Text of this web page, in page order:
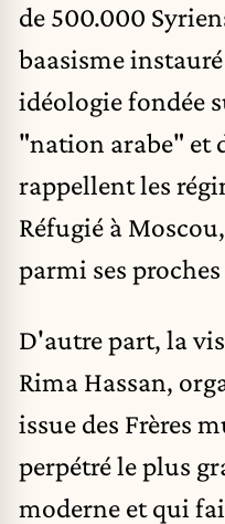
de 500.000
baasisme
idéologie fondée
"nation arabe" et
rappellent les
Réfugié à
parmi ses
D'autre part, la
Rima Hassan,
issue des Frères
perpétré le plus
moderne et qui